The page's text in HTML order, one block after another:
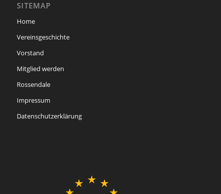
SITEMAP
Home
Vereinsgeschichte
Vorstand
Mitglied werden
Rossendale
Impressum
Datenschutzerklärung